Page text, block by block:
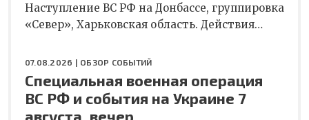
Наступление ВС РФ на Донбассе, группировка
«Север», Харьковская область. Действия…
07.08.2026 | ОБЗОР СОБЫТИЙ
Специальная военная операция
ВС РФ и события на Украине 7
августа, вечер